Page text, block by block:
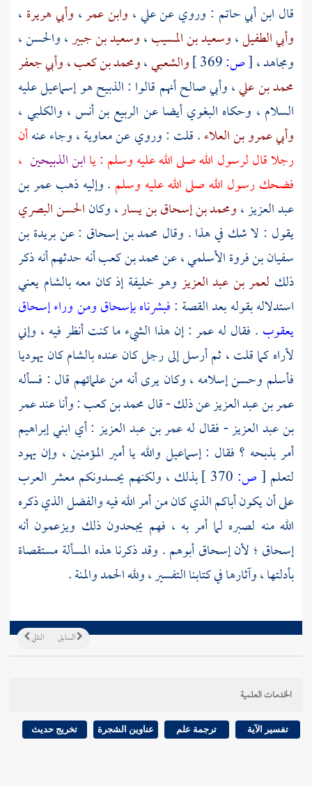
قال ابن أبي حاتم : وروي عنعلي، وابن عمر، وأبي هريرة ،
وأبي الطفيل،وسعيد بن المسيب،وسعيد بن جبير،والحسن،
ومجاهد،[ص: والشعبي،ومحمد بن كعب ،وأبي جعفر
محمد بن علي،وأبي صالحأنهم قالوا : الذبيح هوإسماعيلعليه
السلام ، وحكاه البغويأيضا عن الربيع بن أنس، والكلبي ،
وأبي عمرو بن العلاء. قلت : وروي عنمعاوية، وجاء عنهأن
رجلا قال لرسول الله صلى الله عليه وسلم : ياابن الذبيحين ،
فضحك رسول الله صلى الله عليه وسلم . وإليه ذهبعمر بن
عبد العزيز،ومحمد بن إسحاق بن يسار، وكانالحسن البصري
يقول : لا شك في هذا . وقال محمد بن إسحاق : عنبريدة بن
سفيان بن فروة الأسلمي، عنمحمد بن كعبأنه حدثهم أنه ذكر
ذلك لعمر بن عبد العزيز وهو خليفة إذ كان معهبالشام يعني
استدلاله بقوله بعد القصة :فبشرناه بإسحاق ومن وراء إسحاق
يعقوب . فقال لهعمر: إن هذا الشيء ما كنت أنظر فيه ، وإني
لأراه كما قلت ، ثم أرسل إلى رجل كان عندهبالشامكان يهوديا
فأسلم وحسن إسلامه ، وكان يرى أنه من علمائهم قال : فسأله
عمر بن عبد العزيزعن ذلك - قال محمد بن كعب : وأنا عندعمر
بن عبد العزيز- فقال لهعمر بن عبد العزيز : أي ابنيإبراهيم
أمر بذبحه ؟ فقال :إسماعيل والله يا أمير المؤمنين ، وإن يهود
لتعلم [ص:
بذلك ، ولكنهم يحسدونكم معشر العرب
على أن يكون أباكم الذي كان من أمر الله فيه والفضل الذي ذكره
الله منه لصبره لما أمر به ، فهم يجحدون ذلك ويزعمون أنه
إسحاق ؛ لأنإسحاقأبوهم . وقد ذكرنا هذه المسألة مستقصاة
بأدلتها ، وآثارها في كتابنا التفسير ، ولله الحمد والمنة .
التالي السابق
الخدمات العلمية
تفسير الآية ترجمة علم عناوين الشجرة تخريج حديث